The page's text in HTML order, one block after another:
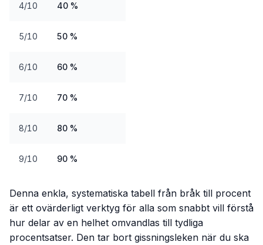
4/10 40 %
5/10 50 %
6/10 60 %
7/10 70 %
8/10 80 %
9/10 90 %
Denna enkla, systematiska tabell från bråk till procent
är ett ovärderligt verktyg för alla som snabbt vill förstå
hur delar av en helhet omvandlas till tydliga
procentsatser. Den tar bort gissningsleken när du ska